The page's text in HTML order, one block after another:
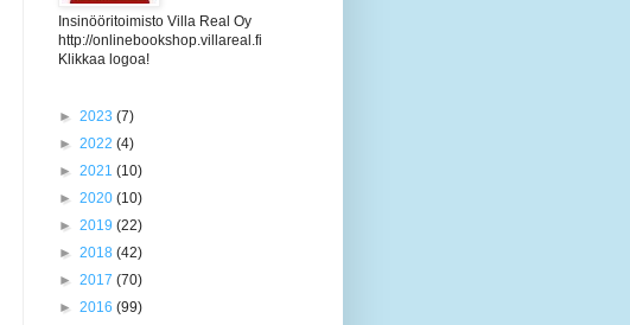
Insinööritoimisto Villa Real Oy
http://onlinebookshop.villareal.fi
Klikkaa logoa!
► 2023 (7)
► 2022 (4)
► 2021 (10)
► 2020 (10)
► 2019 (22)
► 2018 (42)
► 2017 (70)
► 2016 (99)